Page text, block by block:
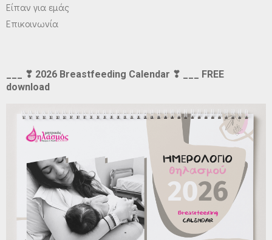
Είπαν για εμάς
Επικοινωνία
___ ❣ 2026 Breastfeeding Calendar ❣ ___ FREE
download